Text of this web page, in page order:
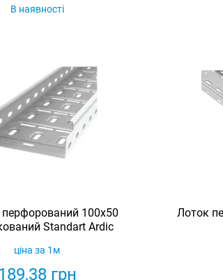
В наявності
100х50
Standart Ardic
189,38грн
ціна за 1м
Лоток